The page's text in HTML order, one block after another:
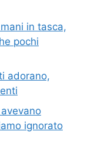
in tasca,
pochi
adorano,
ignorato